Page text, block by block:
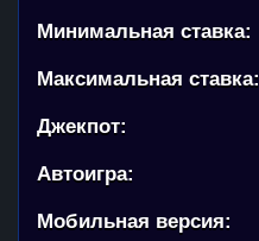
Минимальная ставка:
Максимальная ставка:
Джекпот:
Автоигра:
Мобильная версия: